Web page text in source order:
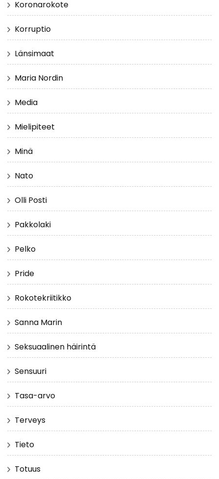
Koronarokote
Korruptio
Länsimaat
Maria Nordin
Media
Mielipiteet
Minä
Nato
Olli Posti
Pakkolaki
Pelko
Pride
Rokotekriitikko
Sanna Marin
Seksuaalinen häirintä
Sensuuri
Tasa-arvo
Terveys
Tieto
Totuus